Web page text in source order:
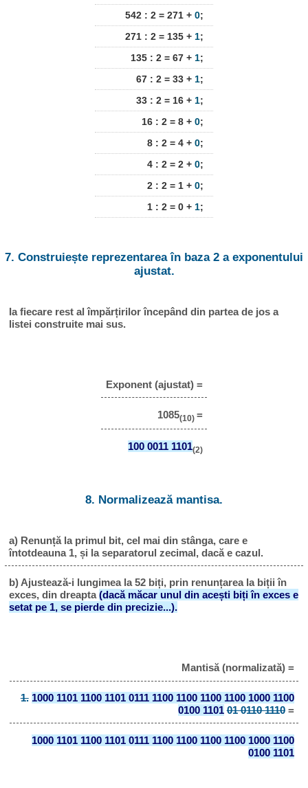
542 : 2 = 271 + 0;
271 : 2 = 135 + 1;
135 : 2 = 67 + 1;
67 : 2 = 33 + 1;
33 : 2 = 16 + 1;
16 : 2 = 8 + 0;
8 : 2 = 4 + 0;
4 : 2 = 2 + 0;
2 : 2 = 1 + 0;
1 : 2 = 0 + 1;
7. Construiește reprezentarea în baza 2 a exponentului
ajustat.
Ia fiecare rest al împărțirilor începând din partea de jos a
listei construite mai sus.
Exponent (ajustat) =
1085(10) =
100 0011 1101(2)
8. Normalizează mantisa.
a) Renunță la primul bit, cel mai din stânga, care e
întotdeauna 1, și la separatorul zecimal, dacă e cazul.
b) Ajustează-i lungimea la 52 biți, prin renunțarea la biții în
exces, din dreapta(dacă măcar unul din acești biți în exces e
setat pe 1, se pierde din precizie...).
Mantisă (normalizată) =
1. 1000 1101 1100 1101 0111 1100 1100 1100 1100 1000 1100
0100 1101 01 0110 1110=
1000 1101 1100 1101 0111 1100 1100 1100 1100 1000 1100
0100 1101